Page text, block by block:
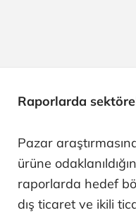
Raporlarda
Pazar
ürüne
raporlarda hedef
dış ticaret ve ikili